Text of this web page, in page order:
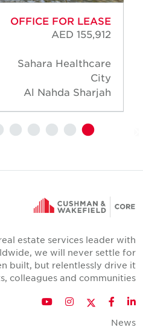
OFFICE FOR LEASE
AED 155,912
Sahara Healthcare
City
Al Nahda Sharjah
real estate services leader with
we will never settle for
built, but relentlessly drive it
colleagues and communities.
LinkedIn
Facebook
Twitter
Instagram
YouTube
News